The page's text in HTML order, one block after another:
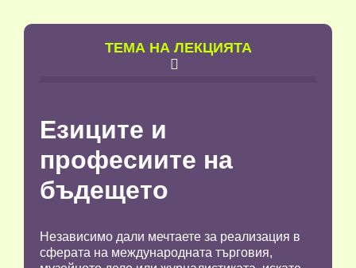
TЕМА НА ЛЕКЦИЯТА

Езиците и
професиите на
бъдещето
Независимо дали мечтаете за реализация в
сферата на международната търговия,